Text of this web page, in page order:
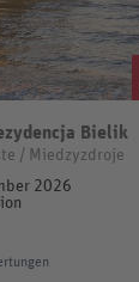
Bielik
/ Miedzyzdroje
2026